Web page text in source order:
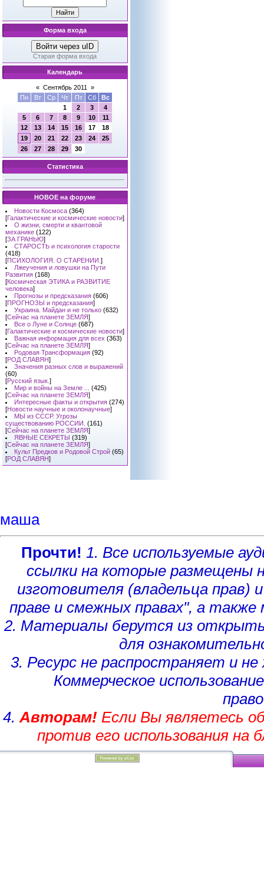
Форма входа
Войти через uID
Старая форма входа
Календарь
« Сентябрь 2011
»
Пн
Вт Ср Чт Пт Сб
Вс
1
2 3
4
5
6 7 8 9 10
11
12
13 14 15 16 17
18
19
20 21 22 23 24
25
26
27 28 29 30
Статистика
НОВОЕ на форуме
Новости Космоса (364)
[Галактические и космические новости]
О жизни, смерти и квантовой
механике (122)
[ЗА ГРАНЬЮ]
СТАРОСТЬ и психология старости
(418)
[ПСИХОЛОГИЯ. О СТАРЕНИИ. ]
Лжеучения и ловушки на Пути
Развития (168)
[Космическая ЭТИКА и РАЗВИТИЕ
человека]
Прогнозы и предсказания (606)
[ПРОГНОЗЫ и предсказания]
Украина. Майдан и не только (632)
[Сейчас на планете ЗЕМЛЯ]
Все о Луне и Солнце (687)
[Галактические и космические новости]
Важная информация для всех (363)
[Сейчас на планете ЗЕМЛЯ]
Родовая Трансформация (92)
[РОД СЛАВЯН]
Значения разных слов и выражений
(60)
[Русский язык. ]
Мир и войны на Земле ...
(425)
[Сейчас на планете ЗЕМЛЯ]
Интересные факты и открытия (274)
[Новости научные и околонаучные]
МЫ из СССР. Угрозы
существованию РОССИИ. (161)
[Сейчас на планете ЗЕМЛЯ]
ЯВНЫЕ СЕКРЕТЫ (319)
[Сейчас на планете ЗЕМЛЯ]
Культ Предков и Родовой Строй (65)
[РОД СЛАВЯН]
маша
Прочти! 1. Все используемые
ссылки на которые размещены
изготовителя (владельца прав)
праве и смежных правах", а
2. Материалы берутся из
для
3. Ресурс не распространяет и
Коммерческое
4. Авторам!Если Вы являетесь
против его использования на